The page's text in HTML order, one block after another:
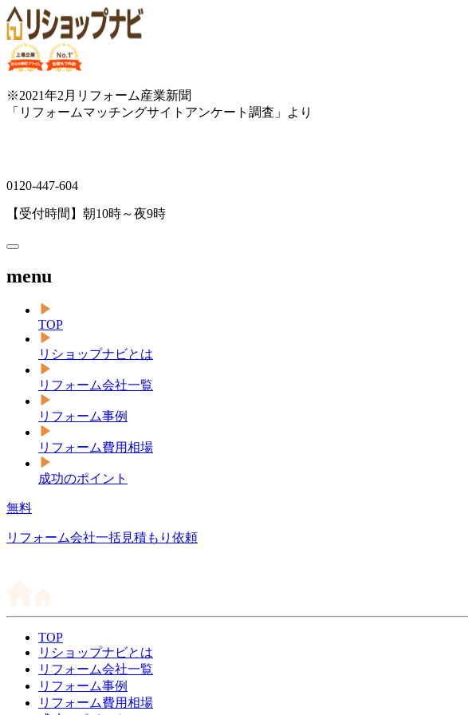
※2021年2月リフォーム産業新聞
「リフォームマッチングサイトアンケート調査」より
0120-447-604
【受付時間】朝10時～夜9時
menu
TOP
リショップナビとは
リフォーム会社一覧
リフォーム事例
リフォーム費用相場
成功のポイント
無料
リフォーム会社一括見積もり依頼
TOP
リショップナビとは
リフォーム会社一覧
リフォーム事例
リフォーム費用相場